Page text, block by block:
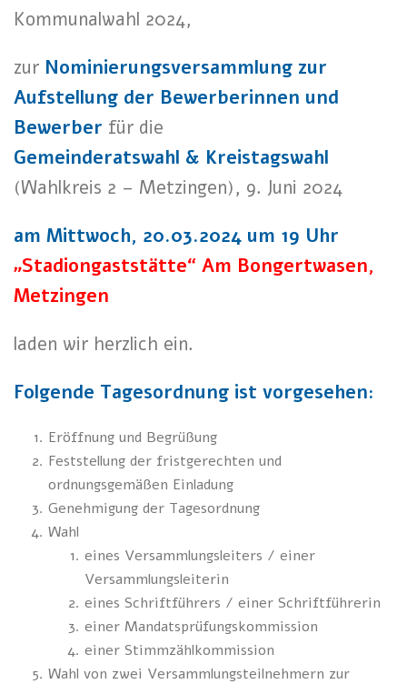
Kommunalwahl 2024,
zur Nominierungsversammlung zur
Aufstellung der Bewerberinnen und
Bewerber für die
Gemeinderatswahl & Kreistagswahl
(Wahlkreis 2 – Metzingen), 9. Juni 2024
am Mittwoch, 20.03.2024 um 19 Uhr
„Stadiongaststätte“ Am Bongertwasen,
Metzingen
laden wir herzlich ein.
Folgende Tagesordnung ist vorgesehen:
Eröffnung und Begrüßung
Feststellung der fristgerechten und
ordnungsgemäßen Einladung
Genehmigung der Tagesordnung
Wahl
eines Versammlungsleiters / einer
Versammlungsleiterin
eines Schriftführers / einer Schriftführerin
einer Mandatsprüfungskommission
einer Stimmzählkommission
Wahl von zwei Versammlungsteilnehmern zur